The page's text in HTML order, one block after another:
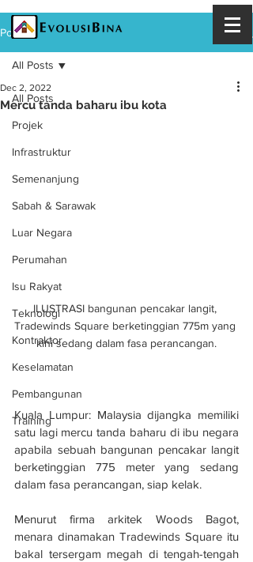
Post
All Posts
Projek
Infrastruktur
Semenanjung
Sabah & Sarawak
Luar Negara
Perumahan
Isu Rakyat
Teknologi
Kontraktor
Keselamatan
Pembangunan
Training
All Posts
Mercu tanda baharu ibu kota
Dec 2, 2022
ILUSTRASI bangunan pencakar langit,
Tradewinds Square berketinggian 775m yang
kini sedang dalam fasa perancangan.
Kuala Lumpur: Malaysia dijangka memiliki
satu lagi mercu tanda baharu di ibu negara
apabila sebuah bangunan pencakar langit
berketinggian 775 meter yang sedang
dalam fasa perancangan, siap kelak.
Menurut firma arkitek Woods Bagot,
menara dinamakan Tradewinds Square itu
bakal tersergam megah di tengah-tengah